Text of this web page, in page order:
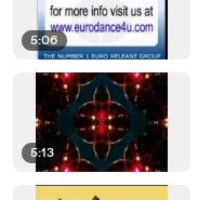
5:06
5:13